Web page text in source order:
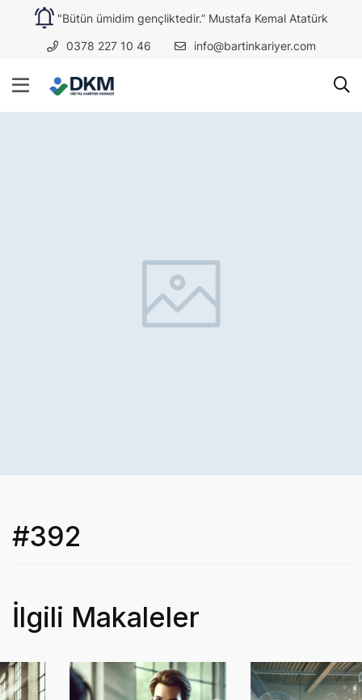
"Bütün ümidim gençliktedir.” Mustafa Kemal Atatürk
0378 227 10 46 info@bartinkariyer.com
#392
İlgili Makaleler